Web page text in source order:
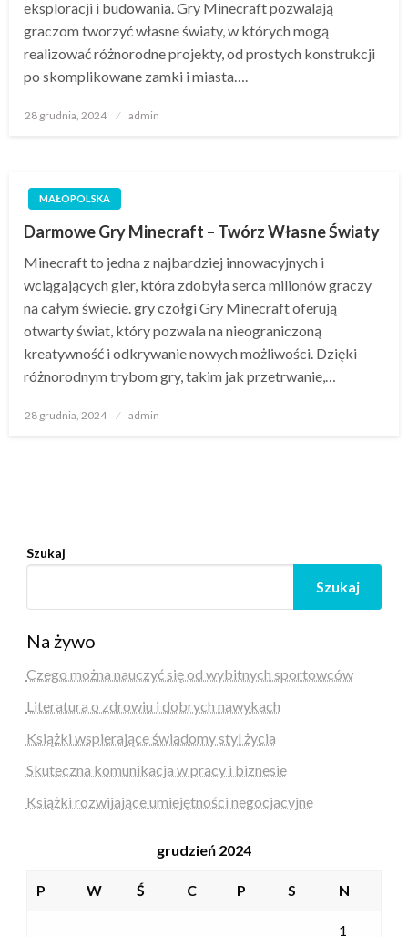
eksploracji i budowania. Gry Minecraft pozwalają
graczom tworzyć własne światy, w których mogą
realizować różnorodne projekty, od prostych konstrukcji
po skomplikowane zamki i miasta….
Opublikowane
28 grudnia, 2024 admin
MAŁOPOLSKA
Darmowe Gry Minecraft – Twórz Własne Światy
Minecraft to jedna z najbardziej innowacyjnych i
wciągających gier, która zdobyła serca milionów graczy
na całym świecie. gry czołgi Gry Minecraft oferują
otwarty świat, który pozwala na nieograniczoną
kreatywność i odkrywanie nowych możliwości. Dzięki
różnorodnym trybom gry, takim jak przetrwanie,…
Opublikowane
28 grudnia, 2024 admin
Szukaj
Szukaj
Na żywo
Czego można nauczyć się od wybitnych sportowców
Literatura o zdrowiu i dobrych nawykach
Książki wspierające świadomy styl życia
Skuteczna komunikacja w pracy i biznesie
Książki rozwijające umiejętności negocjacyjne
grudzień 2024
P W Ś C P S N
1